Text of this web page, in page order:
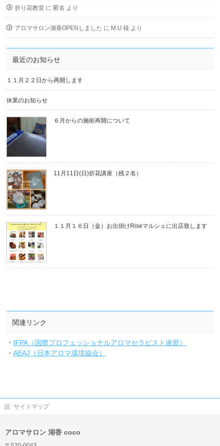
折り花教室 に 匿名 より
アロマサロン湖香OPENしました に M.U 様 より
最近のお知らせ
１１月２２日から再開します
休業のお知らせ
６月からの施術再開について
11月11日(日)折花講座（残２名）
１１月１６日（金）お出掛けRiseマルシェに出店致します
関連リンク
・ IFPA（国際プロフェッショナルアロマセラピスト連盟）
・AEAJ（日本アロマ環境協会）
サイトマップ
アロマサロン 湖香 coco